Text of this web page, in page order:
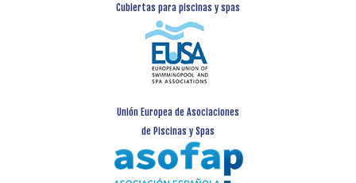
Cubiertas para piscinas y spas
Unión Europea de Asociaciones
de Piscinas y Spas